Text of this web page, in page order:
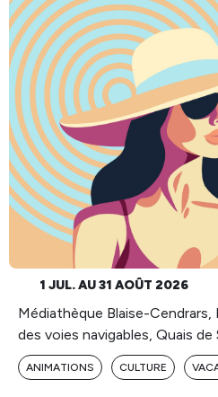
1 JUL. AU 31 AOÛT 2026
Médiathèque Blaise-
des voies navigables, Quais de
ANIMATIONS CULTURE